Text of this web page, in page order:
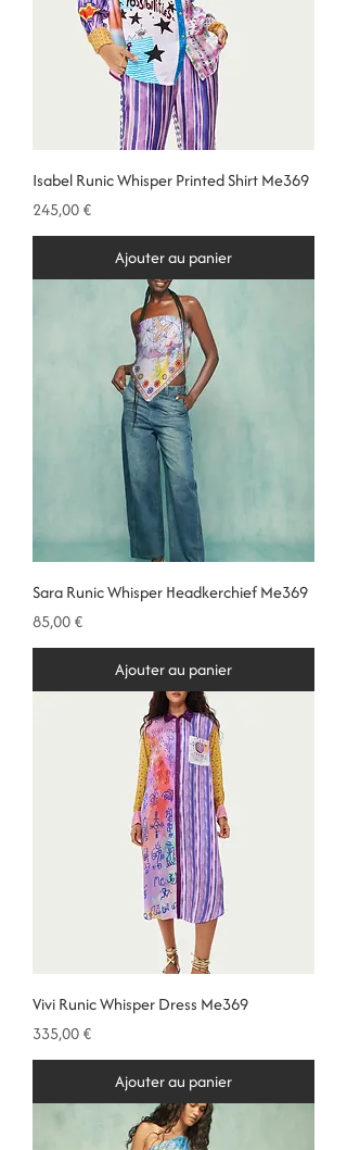
Isabel Runic Whisper Printed Shirt Me369
Prix
245,00 €
Ajouter au panier
Sara Runic Whisper Headkerchief Me369
Prix
85,00 €
Ajouter au panier
Vivi Runic Whisper Dress Me369
Prix
335,00 €
Ajouter au panier